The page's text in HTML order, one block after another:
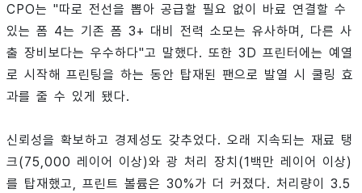
CPO는 "따로 전선을 뽑아 공급할 필요 없이 바료 연결할 수
있는 폼 4는 기존 폼 3+ 대비 전력 소모는 유사하며, 다른 사
출 장비보다는 우수하다"고 말했다. 또한 3D 프린터에는 예열
로 시작해 프린팅을 하는 동안 탑재된 팬으로 발열 시 쿨링 효
과를 줄 수 있게 됐다.
신뢰성을 확보하고 경제성도 갖추었다. 오래 지속되는 재료 탱
크(75,000 레이어 이상)와 광 처리 장치(1백만 레이어 이상)
를 탑재했고, 프린트 볼륨은 30%가 더 커졌다. 처리량이 3.5